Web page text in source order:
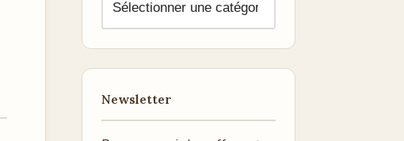
Newsletter